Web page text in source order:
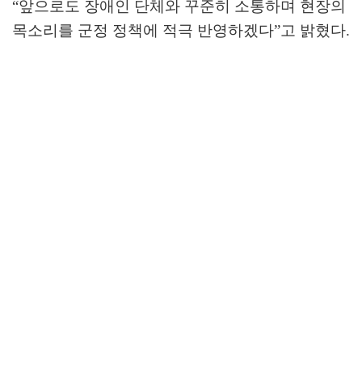
“앞으로도 장애인 단체와 꾸준히 소통하며 현장의
목소리를 군정 정책에 적극 반영하겠다”고 밝혔다.